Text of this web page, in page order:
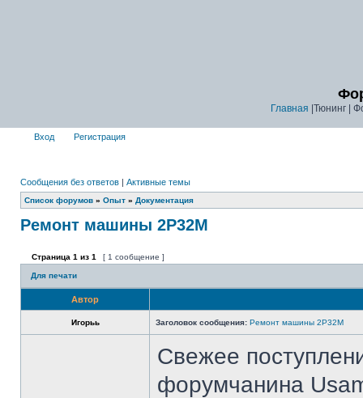
Главная |Тюнинг |
Вход Регистрация
Сообщения без ответов | Активные темы
Список форумов » Опыт » Документация
Ремонт машины 2P32M
Страница 1 из 1 [ 1 сообщение ]
Для печати
Автор
Игорьь Заголовок сообщения: Ремонт машины 2P32M
Свежее
форумчанина